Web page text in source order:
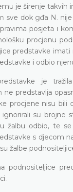
je širenje takvih
sve dok gđa N.
posjeta i
procjenu
predstavke
i odbio
je
ne predstavlja
procjene nisu bili
ignorirali su brojne
žalbu odbio, te
s djecom
žalbe
podnositeljice